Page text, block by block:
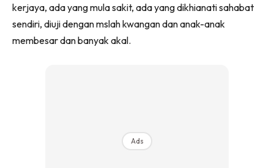
kerjaya, ada yang mula sakit, ada yang dikhianati sahabat
sendiri, diuji dengan mslah kwangan dan anak-anak
membesar dan banyak akal.
Ads